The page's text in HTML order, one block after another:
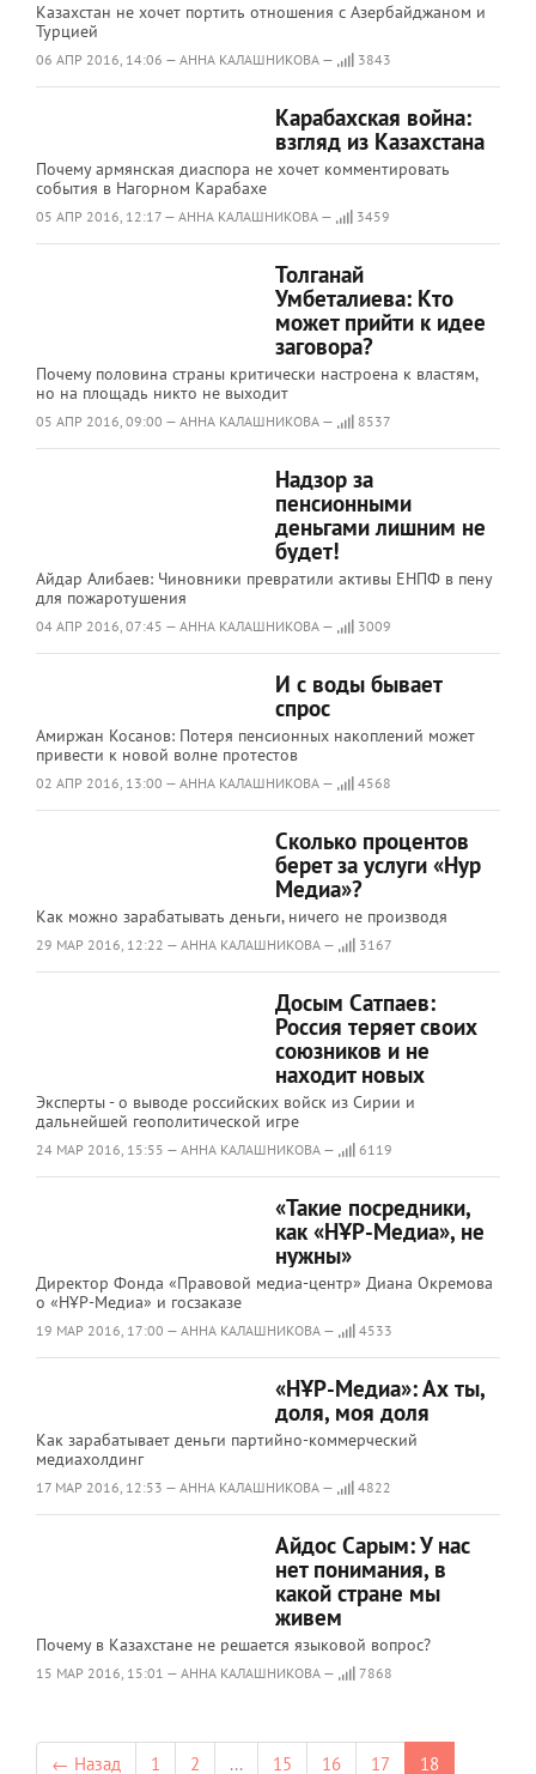
Казахстан не хочет портить отношения с Азербайджаном и
Турцией
06 АПР 2016, 14:06 — АННА КАЛАШНИКОВА — 3843
Карабахская война:
взгляд из Казахстана
Почему армянская диаспора не хочет комментировать
события в Нагорном Карабахе
05 АПР 2016, 12:17 — АННА КАЛАШНИКОВА — 3459
Толганай
Умбеталиева: Кто
может прийти к идее
заговора?
Почему половина страны критически настроена к властям,
но на площадь никто не выходит
05 АПР 2016, 09:00 — АННА КАЛАШНИКОВА — 8537
Надзор за
пенсионными
деньгами лишним не
будет!
Айдар Алибаев: Чиновники превратили активы ЕНПФ в пену
для пожаротушения
04 АПР 2016, 07:45 — АННА КАЛАШНИКОВА — 3009
И с воды бывает
спрос
Амиржан Косанов: Потеря пенсионных накоплений может
привести к новой волне протестов
02 АПР 2016, 13:00 — АННА КАЛАШНИКОВА — 4568
Сколько процентов
берет за услуги «Нур
Медиа»?
Как можно зарабатывать деньги, ничего не производя
29 МАР 2016, 12:22 — АННА КАЛАШНИКОВА — 3167
Досым Сатпаев:
Россия теряет своих
союзников и не
находит новых
Эксперты - о выводе российских войск из Сирии и
дальнейшей геополитической игре
24 МАР 2016, 15:55 — АННА КАЛАШНИКОВА — 6119
«Такие посредники,
как «НҰР-Медиа», не
нужны»
Директор Фонда «Правовой медиа-центр» Диана Окремова
о «НҰР-Медиа» и госзаказе
19 МАР 2016, 17:00 — АННА КАЛАШНИКОВА — 4533
«НҰР-Медиа»: Ах ты,
доля, моя доля
Как зарабатывает деньги партийно-коммерческий
медиахолдинг
17 МАР 2016, 12:53 — АННА КАЛАШНИКОВА — 4822
Айдос Сарым: У нас
нет понимания, в
какой стране мы
живем
Почему в Казахстане не решается языковой вопрос?
15 МАР 2016, 15:01 — АННА КАЛАШНИКОВА — 7868
← Назад 1 2 ... 15 16 17 18